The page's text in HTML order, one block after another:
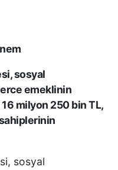
sosyal
emeklinin
milyon 250 bin TL,
sosyal